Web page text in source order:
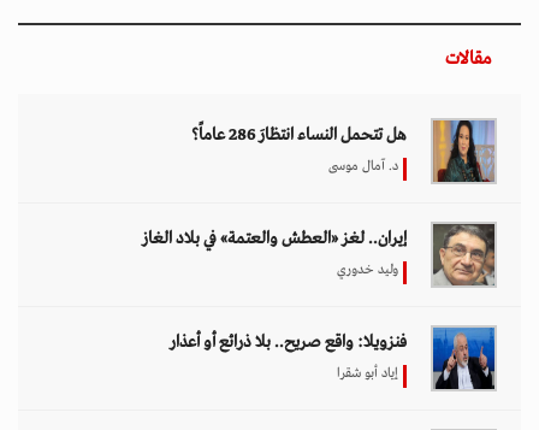
مقالات
هل تتحمل النساء انتظارَ 286 عاماً؟
د. آمال موسى
إيران.. لغز «العطش والعتمة» في بلاد الغاز
وليد خدوري
فنزويلا: واقع صريح.. بلا ذرائع أو أعذار
إياد أبو شقرا